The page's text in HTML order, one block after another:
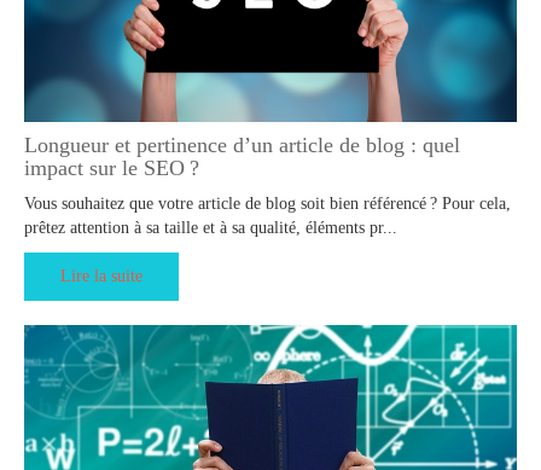
Longueur et pertinence d’un article de blog : quel
impact sur le SEO ?
Vous souhaitez que votre article de blog soit bien référencé ? Pour cela,
prêtez attention à sa taille et à sa qualité, éléments pr...
Lire la suite